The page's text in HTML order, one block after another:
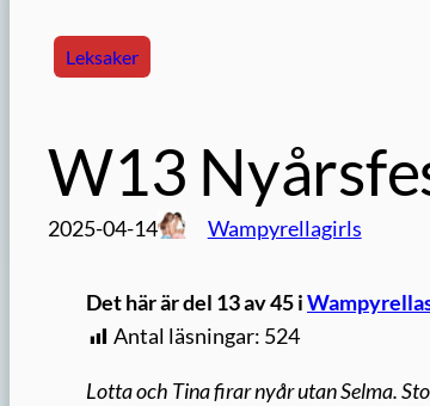
Leksaker
W13
2025-04-14 Wampyrellagirls
Det här är del 13 av 45 i
Antal läsningar: 524
Lotta och Tina firar nyår utan Selma.